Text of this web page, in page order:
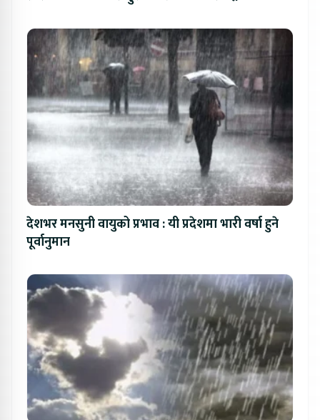
देशभर मनसुनी वायुको प्रभाव : यी प्रदेशमा भारी वर्षा हुने
पूर्वानुमान